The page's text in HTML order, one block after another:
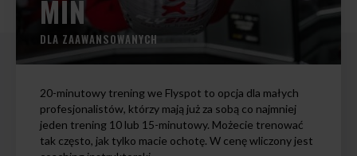
MIN
DLA ZAAWANSOWANYCH
20-minutowy trening we Flyspot to opcja dla małych
profesjonalistów, którzy mają już za sobą co najmniej
jeden trening 10 lub 15-minutowy. Możecie trenować
tak często, jak tylko macie ochotę. W cenę wliczony jest